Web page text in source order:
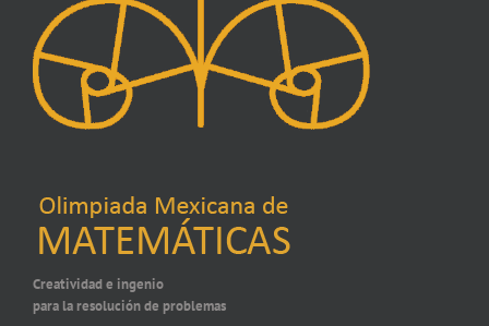
Creatividad e ingenio
para la resolución de problemas